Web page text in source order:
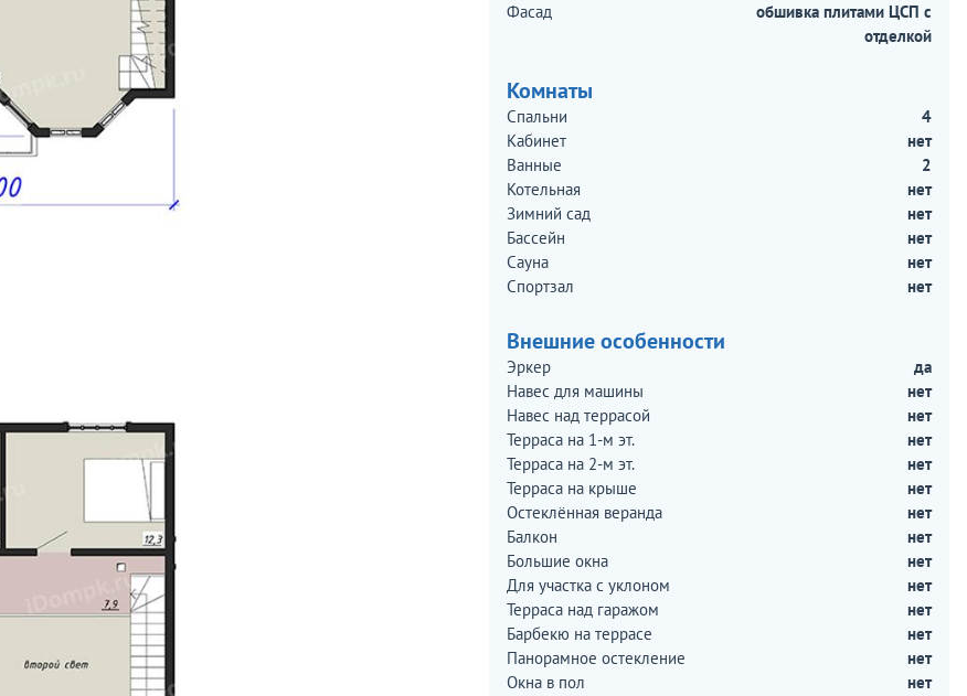
Фасад
обшивка плитами ЦСП с
отделкой
Комнаты
Спальни
4
Кабинет
нет
Ванные
2
Котельная
нет
Зимний сад
нет
Бассейн
нет
Сауна
нет
Спортзал
нет
Внешние особенности
Эркер
да
Навес для машины
нет
Навес над террасой
нет
Терраса на 1-м эт.
нет
Терраса на 2-м эт.
нет
Терраса на крыше
нет
Остеклённая веранда
нет
Балкон
нет
Большие окна
нет
Для участка с уклоном
нет
Терраса над гаражом
нет
Барбекю на террасе
нет
Панорамное остекление
нет
Окна в пол
нет